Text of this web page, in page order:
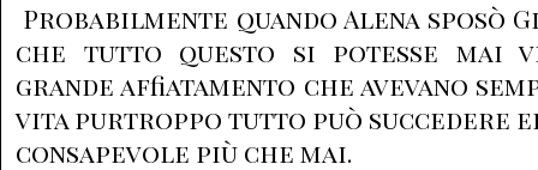
Probabilmente quando Alena sposò
che tutto questo si potesse mai
grande affiatamento che avevano
vita purtroppo tutto può succedere ed
consapevole più che mai.